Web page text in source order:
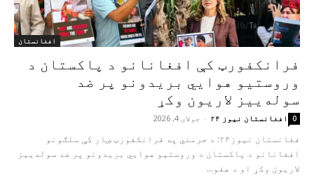
افغانستان
فرانکفورټ کې افغانانو د پاکستان د
وروستیو هوايي بریدونو پر ضد
سوله‌ییز لاریون وکړ
افغانستان نیوز ۲۴ - جولای 4, 2026 0
فغانستان نيوز۲۴: د جرمني په فرانکفورټ ښار کې سلګونو
افغانانو د پاکستان د وروستیو هوايي بریدونو پر ضد سوله‌ییز
لاریون وکړ او د هغو...